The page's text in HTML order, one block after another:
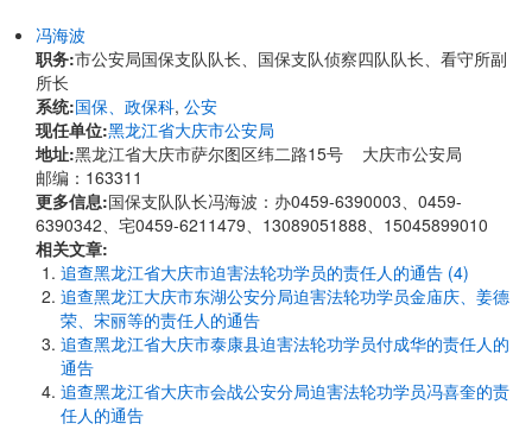
冯海波
职务:市公安局国保支队队长、国保支队侦察四队队长、看守所副
所长
系统:国保、政保科, 公安
现任单位:黑龙江省大庆市公安局
地址:黑龙江省大庆市萨尔图区纬二路15号 大庆市公安局
邮编：163311
更多信息:国保支队队长冯海波：办0459-6390003、0459-
6390342、宅0459-6211479、13089051888、15045899010
相关文章:
追查黑龙江省大庆市迫害法轮功学员的责任人的通告 (4)
追查黑龙江大庆市东湖公安分局迫害法轮功学员金庙庆、姜德
荣、宋丽等的责任人的通告
追查黑龙江省大庆市泰康县迫害法轮功学员付成华的责任人的
通告
追查黑龙江省大庆市会战公安分局迫害法轮功学员冯喜奎的责
任人的通告